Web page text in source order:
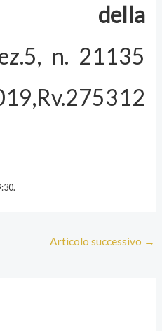
della
n. 21135
Articolo successivo →